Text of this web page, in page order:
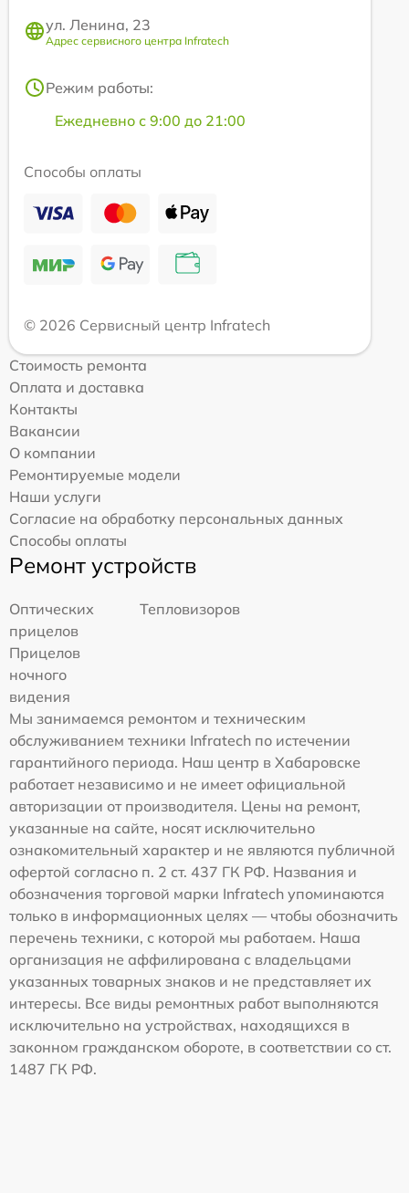
ул. Ленина, 23
Адрес сервисного центра Infratech
Режим работы:
Ежедневно с 9:00 до 21:00
Способы оплаты
© 2026 Сервисный центр Infratech
Стоимость ремонта
Оплата и доставка
Контакты
Вакансии
О компании
Ремонтируемые модели
Наши услуги
Согласие на обработку персональных данных
Способы оплаты
Ремонт устройств
Оптических
прицелов
Тепловизоров
Прицелов
ночного
видения
Мы занимаемся ремонтом и техническим
обслуживанием техники Infratech по истечении
гарантийного периода. Наш центр в Хабаровске
работает независимо и не имеет официальной
авторизации от производителя. Цены на ремонт,
указанные на сайте, носят исключительно
ознакомительный характер и не являются публичной
офертой согласно п. 2 ст. 437 ГК РФ. Названия и
обозначения торговой марки Infratech упоминаются
только в информационных целях — чтобы обозначить
перечень техники, с которой мы работаем. Наша
организация не аффилирована с владельцами
указанных товарных знаков и не представляет их
интересы. Все виды ремонтных работ выполняются
исключительно на устройствах, находящихся в
законном гражданском обороте, в соответствии со ст.
1487 ГК РФ.